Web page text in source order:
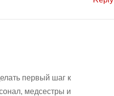
первый шаг к
медсестры и